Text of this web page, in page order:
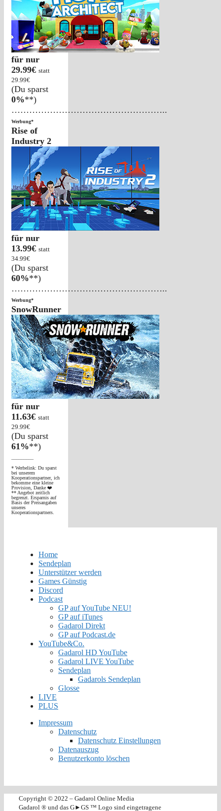
für nur
29.99€ statt
29.99€
(Du sparst
0%**)
……………………………………………..
Werbung*
Rise of
Industry 2
für nur
13.99€ statt
34.99€
(Du sparst
60%**)
……………………………………………..
Werbung*
SnowRunner
für nur
11.63€ statt
29.99€
(Du sparst
61%**)
* Werbelink: Du sparst
bei unserem
Kooperationspartner, ich
bekomme eine kleine
Provision, Danke ❤️
** Angebot zeitlich
begrenzt. Ersparnis auf
Basis der Preisangaben
unseres
Kooperationspartners.
Home
Sendeplan
Unterstützer werden
Games Günstig
Discord
Podcast
GP auf YouTube NEU!
GP auf iTunes
Gadarol Direkt
GP auf Podcast.de
YouTube&Co.
Gadarol HD YouTube
Gadarol LIVE YouTube
Sendeplan
Gadarols Sendeplan
Glosse
LIVE
PLUS
Impressum
Datenschutz
Datenschutz Einstellungen
Datenauszug
Benutzerkonto löschen
Copyright © 2022 – Gadarol Online Media
Gadarol ® und das G►GS ™ Logo sind eingetragene